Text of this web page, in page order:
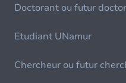
Doctorant ou futur
Etudiant UNamur
Chercheur ou futur